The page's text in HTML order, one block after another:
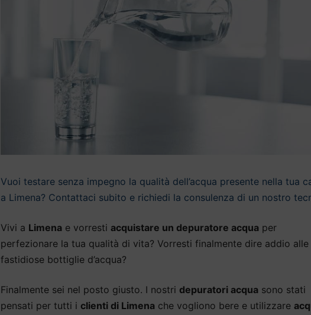
Vuoi testare senza impegno la qualità dell’acqua presente nella tua
a Limena? Contattaci subito e richiedi la consulenza di un nostro
Vivi a Limena e vorresti acquistare un depuratore acqua per
perfezionare la tua qualità di vita? Vorresti finalmente dire addio alle
fastidiose bottiglie d’acqua?
Finalmente sei nel posto giusto. I nostri depuratori acqua sono stati
pensati per tutti i clienti di Limena che vogliono bere e utilizzare